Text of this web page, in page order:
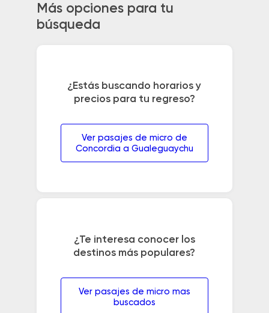
Más opciones para tu
búsqueda
¿Estás buscando horarios y
precios para tu regreso?
Ver pasajes de micro de
Concordia a Gualeguaychu
¿Te interesa conocer los
destinos más populares?
Ver pasajes de micro mas
buscados